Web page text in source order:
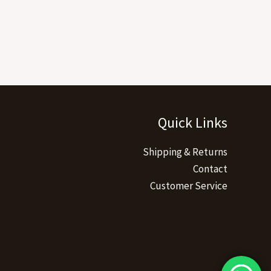
Quick Links
Shipping & Returns
Contact
Customer Service